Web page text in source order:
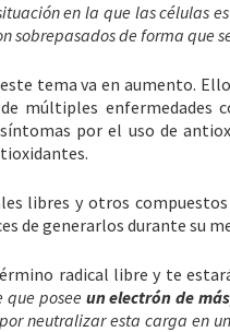
en la que las células
sobrepasados de forma que
tema va en aumento.
múltiples enfermedades
por el uso de
libres y otros
de generarlos durante su
radical libre y te
que posee un electrón de
neutralizar esta carga en